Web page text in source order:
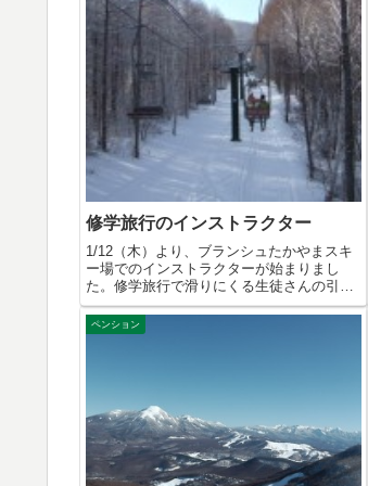
修学旅行のインストラクター
1/12（木）より、ブランシュたかやまスキ
ー場でのインストラクターが始まりまし
た。修学旅行で滑りにくる生徒さんの引率
です...
ペンション